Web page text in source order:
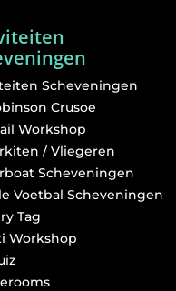
Scheveningen
Crusoe
Workshop
/ Vliegeren
Scheveningen
Voetbal Scheveningen
Tag
Workshop